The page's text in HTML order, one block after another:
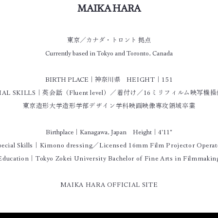
MAIKA HARA
東京／カナダ・トロント 拠点
Currently based in Tokyo and Toronto, Canada​
BIRTH PLACE｜神奈川県 HEIGHT｜151
SKILLS｜英会話（Fluent level）／着付け／16ミリフィルム映写機操
東京造形大学造形学部デザイン学科映画映像専攻領域卒業
Birthplace｜Kanagawa, Japan Height｜4'11"
Skills｜Kimono dressing／Licensed 16mm Film Projector
｜Tokyo Zokei University Bachelor of Fine Arts in
MAIKA HARA OFFICIAL SITE